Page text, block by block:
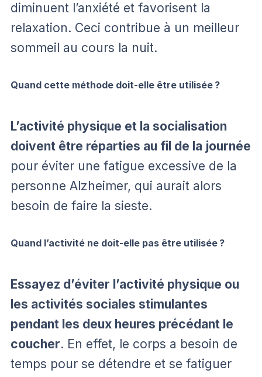
diminuent l’anxiété et favorisent la
relaxation. Ceci contribue à un meilleur
sommeil au cours la nuit.
Quand cette méthode doit-elle être utilisée ?
L’activité physique et la socialisation
doivent être réparties au fil de la journée
pour éviter une fatigue excessive de la
personne Alzheimer, qui aurait alors
besoin de faire la sieste.
Quand l’activité ne doit-elle pas être utilisée ?
Essayez d’éviter l’activité physique ou
les activités sociales stimulantes
pendant les deux heures précédant le
coucher. En effet, le corps a besoin de
temps pour se détendre et se fatiguer